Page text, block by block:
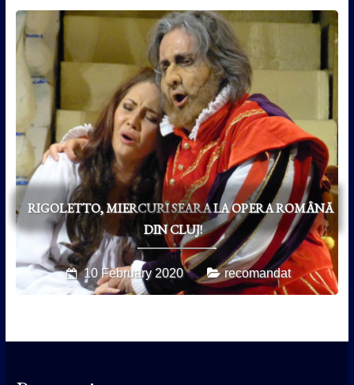
RIGOLETTO, MIERCURI SEARA LA OPERA ROMÂNĂ
DIN CLUJ!
10 February 2020 recomandat